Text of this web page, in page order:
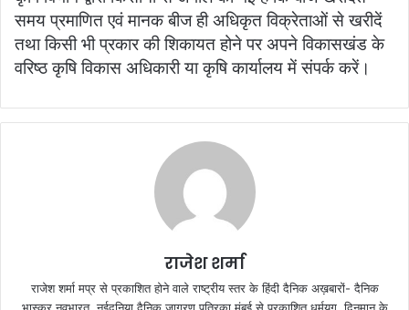
समय प्रमाणित एवं मानक बीज ही अधिकृत विक्रेताओं से खरीदें
तथा किसी भी प्रकार की शिकायत होने पर अपने विकासखंड के
वरिष्ठ कृषि विकास अधिकारी या कृषि कार्यालय में संपर्क करें।
राजेश शर्मा
राजेश शर्मा मप्र से प्रकाशित होने वाले राष्ट्रीय स्तर के हिंदी दैनिक अख़बारों- दैनिक
भास्कर नवभारत, नईदुनिया,दैनिक जागरण,पत्रिका,मुंबई से प्रकाशित धर्मयुग, दिनमान के